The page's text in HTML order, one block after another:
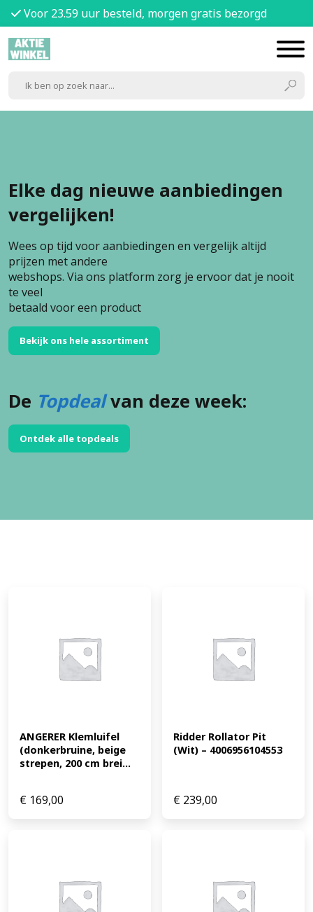
Voor 23.59 uur besteld, morgen gratis bezorgd
Elke dag nieuwe aanbiedingen
vergelijken!
Wees op tijd voor aanbiedingen en vergelijk altijd
prijzen met andere
webshops. Via ons platform zorg je ervoor dat je nooit
te veel
betaald voor een product
Bekijk ons hele assortiment
De Topdealvan deze week:
Ontdek alle topdeals
ANGERER Klemluifel
(donkerbruine, beige
strepen, 200 cm brei...
€ 169,00
Ridder Rollator Pit
(Wit) – 4006956104553
€ 239,00